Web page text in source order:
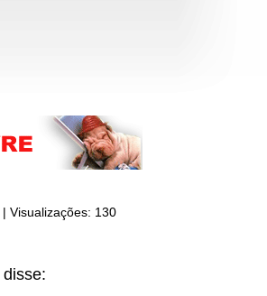
| Visualizações: 130
disse: